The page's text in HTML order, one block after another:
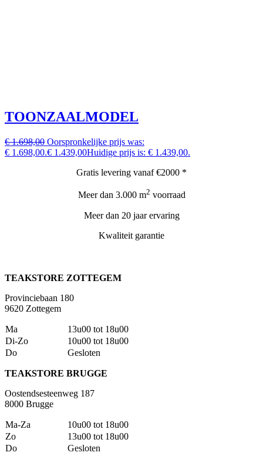
TOONZAALMODEL
€ 1.698,00 Oorspronkelijke prijs was:
€ 1.698,00.€ 1.439,00Huidige prijs is: € 1.439,00.
Gratis levering vanaf €2000 *
Meer dan 3.000 m2 voorraad
Meer dan 20 jaar ervaring
Kwaliteit garantie
TEAKSTORE ZOTTEGEM
Provinciebaan 180
9620 Zottegem
Ma
13u00 tot 18u00
Di-Zo
10u00 tot 18u00
Do
Gesloten
TEAKSTORE BRUGGE
Oostendsesteenweg 187
8000 Brugge
Ma-Za
10u00 tot 18u00
Zo
13u00 tot 18u00
Do
Gesloten